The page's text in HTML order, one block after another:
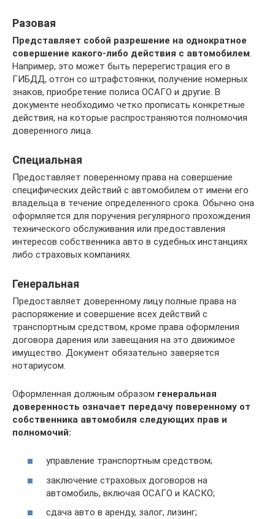
Разовая
Представляет собой разрешение на однократное
совершение какого-либо действия с автомобилем.
Например, это может быть перерегистрация его в
ГИБДД, отгон со штрафстоянки, получение номерных
знаков, приобретение полиса ОСАГО и другие. В
документе необходимо четко прописать конкретные
действия, на которые распространяются полномочия
доверенного лица.
Специальная
Предоставляет поверенному права на совершение
специфических действий с автомобилем от имени его
владельца в течение определенного срока. Обычно она
оформляется для поручения регулярного прохождения
технического обслуживания или предоставления
интересов собственника авто в судебных инстанциях
либо страховых компаниях.
Генеральная
Предоставляет доверенному лицу полные права на
распоряжение и совершение всех действий с
транспортным средством, кроме права оформления
договора дарения или завещания на это движимое
имущество. Документ обязательно заверяется
нотариусом.
Оформленная должным образом генеральная
доверенность означает передачу поверенному от
собственника автомобиля следующих прав и
полномочий:
управление транспортным средством;
заключение страховых договоров на
автомобиль, включая ОСАГО и КАСКО;
сдача авто в аренду, залог, лизинг;